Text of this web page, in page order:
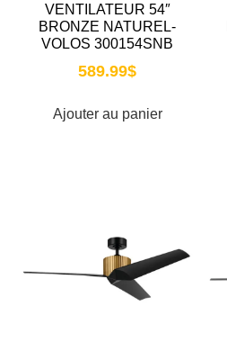
VENTILATEUR 54″
BRONZE NATUREL-
VOLOS 300154SNB
589.99$
Ajouter au panier